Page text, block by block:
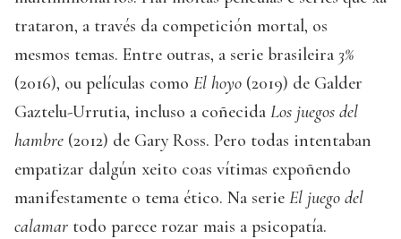
trataron, a través da competición mortal, os
mesmos temas. Entre outras, a serie brasileira 3%
(2016), ou películas como El hoyo (2019) de Galder
Gaztelu-Urrutia, incluso a coñecida Los juegos del
hambre (2012) de Gary Ross. Pero todas intentaban
empatizar dalgún xeito coas vítimas expoñendo
manifestamente o tema ético. Na serie El juego del
calamar todo parece rozar mais a psicopatía.